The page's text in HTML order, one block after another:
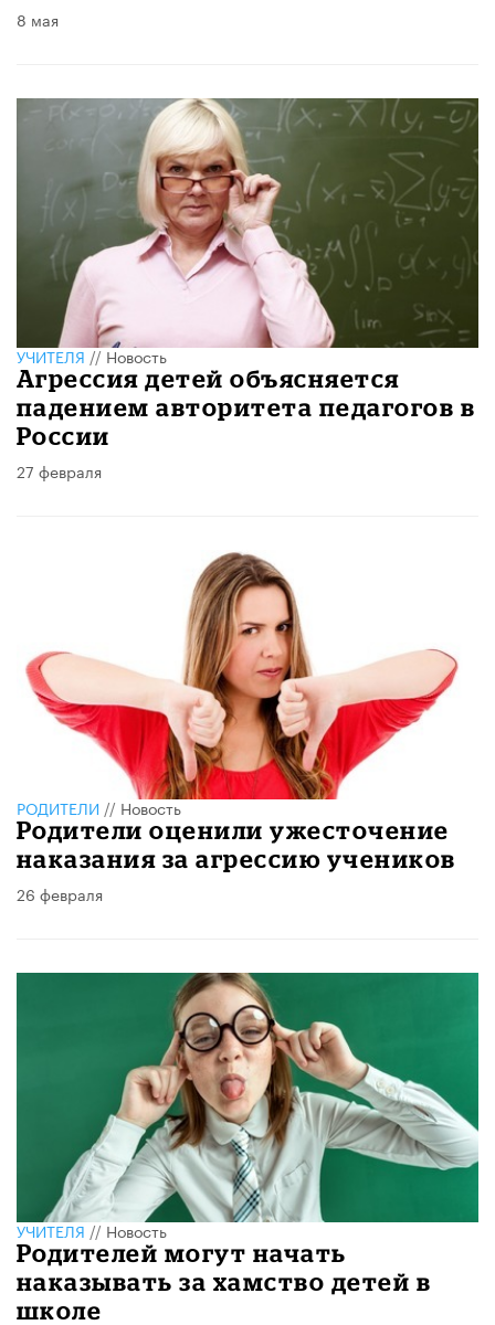
8 мая
УЧИТЕЛЯ//Новость
Агрессия детей объясняется
падением авторитета педагогов в
России
27 февраля
РОДИТЕЛИ // Новость
Родители оценили ужесточение
наказания за агрессию учеников
26 февраля
УЧИТЕЛЯ//Новость
Родителей могут начать
наказывать за хамство детей в
школе